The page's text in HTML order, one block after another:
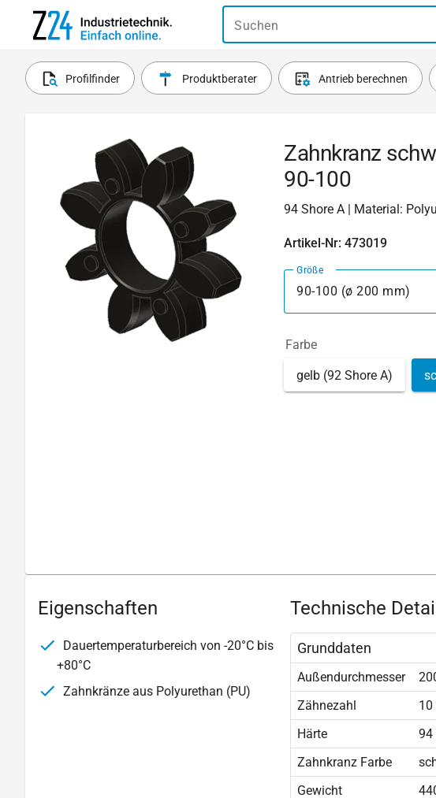
Suchen
Profilfinder Produktberater Antrieb berechnen
Zahnkranz
90-100
94 Shore A | Material:
Artikel-Nr: 473019
Größe
90-100 (ø 200 mm)
Farbe
gelb (92 Shore A)
Eigenschaften
Dauertemperaturbereich von -20°C bis
+80°C
Zahnkränze aus Polyurethan (PU)
Technische
Grunddaten
Außendurchmesser
Zähnezahl
10
Härte
94
Zahnkranz Farbe
Gewicht